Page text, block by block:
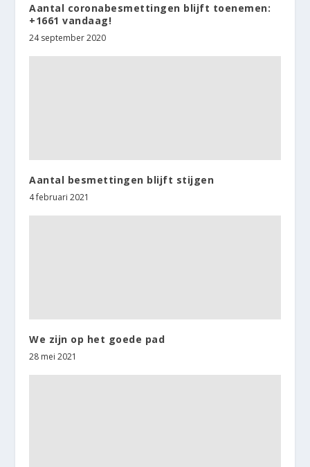
Aantal coronabesmettingen blijft toenemen:
+1661 vandaag!
24 september 2020
Aantal besmettingen blijft stijgen
4 februari 2021
We zijn op het goede pad
28 mei 2021